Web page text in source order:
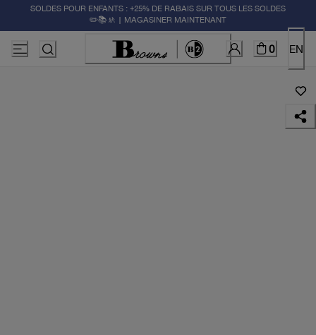
SOLDES POUR ENFANTS : +25% DE RABAIS SUR TOUS LES SOLDES
✏️📚🚸 | MAGASINER MAINTENANT
0 EN